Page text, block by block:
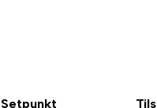
Setpunkt